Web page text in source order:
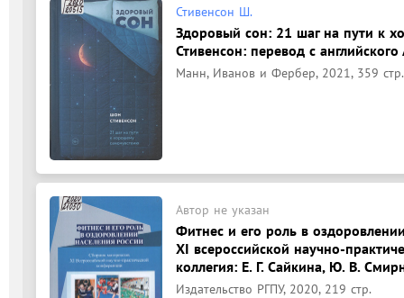
Стивенсон Ш.
Здоровый сон: 21 шаг на пути к
Стивенсон: перевод с
Манн, Иванов и Фербер, 2021, 359 стр.
Автор не указан
Фитнес и его роль в
XI всероссийской научно-
коллегия: Е. Г. Сайкина, Ю. В.
Издательство РГПУ, 2020, 219 стр.